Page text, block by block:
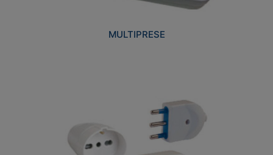
MULTIPRESE